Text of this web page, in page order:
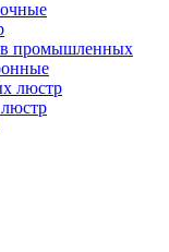
промышленных
люстр